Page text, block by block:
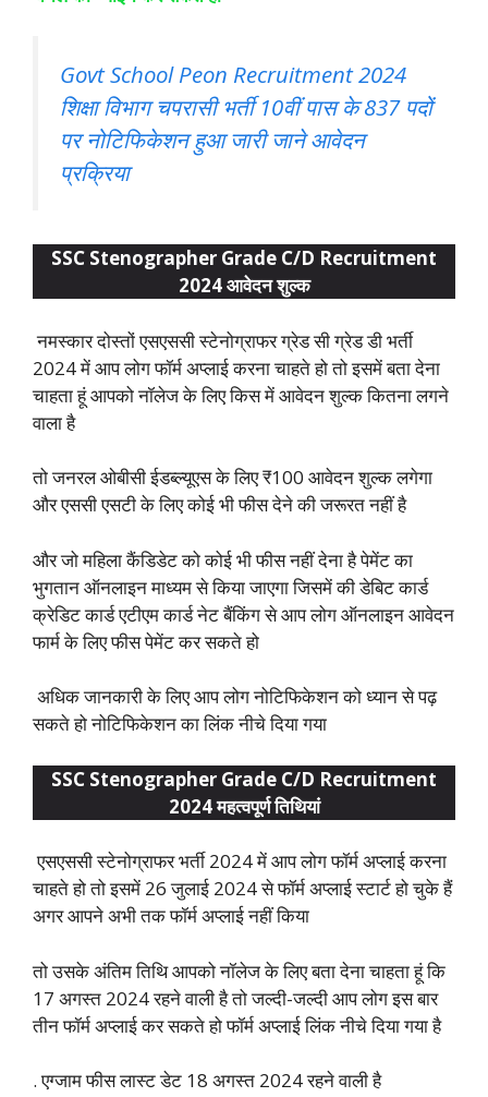
Govt School Peon Recruitment 2024
शिक्षा विभाग चपरासी भर्ती 10वीं पास के 837 पदों
पर नोटिफिकेशन हुआ जारी जाने आवेदन
प्रक्रिया
SSC Stenographer Grade C/D Recruitment
2024 आवेदन शुल्क
नमस्कार दोस्तों एसएससी स्टेनोग्राफर ग्रेड सी ग्रेड डी भर्ती
2024 में आप लोग फॉर्म अप्लाई करना चाहते हो तो इसमें बता देना
चाहता हूं आपको नॉलेज के लिए किस में आवेदन शुल्क कितना लगने
वाला है
तो जनरल ओबीसी ईडब्ल्यूएस के लिए ₹100 आवेदन शुल्क लगेगा
और एससी एसटी के लिए कोई भी फीस देने की जरूरत नहीं है
और जो महिला कैंडिडेट को कोई भी फीस नहीं देना है पेमेंट का
भुगतान ऑनलाइन माध्यम से किया जाएगा जिसमें की डेबिट कार्ड
क्रेडिट कार्ड एटीएम कार्ड नेट बैंकिंग से आप लोग ऑनलाइन आवेदन
फार्म के लिए फीस पेमेंट कर सकते हो
अधिक जानकारी के लिए आप लोग नोटिफिकेशन को ध्यान से पढ़
सकते हो नोटिफिकेशन का लिंक नीचे दिया गया
SSC Stenographer Grade C/D Recruitment
2024 महत्वपूर्ण तिथियां
एसएससी स्टेनोग्राफर भर्ती 2024 में आप लोग फॉर्म अप्लाई करना
चाहते हो तो इसमें 26 जुलाई 2024 से फॉर्म अप्लाई स्टार्ट हो चुके हैं
अगर आपने अभी तक फॉर्म अप्लाई नहीं किया
तो उसके अंतिम तिथि आपको नॉलेज के लिए बता देना चाहता हूं कि
17 अगस्त 2024 रहने वाली है तो जल्दी-जल्दी आप लोग इस बार
तीन फॉर्म अप्लाई कर सकते हो फॉर्म अप्लाई लिंक नीचे दिया गया है
. एग्जाम फीस लास्ट डेट 18 अगस्त 2024 रहने वाली है